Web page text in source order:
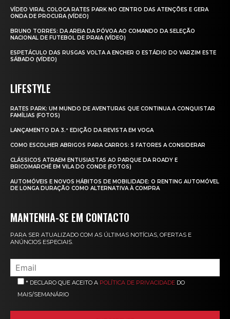
VÍDEO VIRAL COLOCA RATES PARK NO CENTRO DAS ATENÇÕES E GERA
ONDA DE PROCURA (VÍDEO)
BRUNO TORRES: DA AREIA DA PÓVOA AO COMANDO DA SELEÇÃO
NACIONAL DE FUTEBOL DE PRAIA (VÍDEO)
ESPETÁCULO DAS RUSGAS VOLTA A ENCHER O ESTÁDIO DO VARZIM ESTE
SÁBADO (VÍDEO)
LIFESTYLE
RATES PARK: UM MUNDO DE AVENTURAS QUE CONTINUA A CONQUISTAR
FAMÍLIAS (FOTOS)
LANÇAMENTO DA 3.ª EDIÇÃO DA REVISTA EM VOGA
COMO ESCOLHER ABRIGOS PARA CARROS: 5 FATORES A CONSIDERAR
CLÁSSICOS ATRAEM ENTUSIASTAS AO PARQUE DA ROADY E
BRICOMARCHÉ EM VILA DO CONDE (FOTOS)
AUTOMÓVEIS E NOVOS HÁBITOS DE MOBILIDADE: O RENTING AUTOMÓVEL
DE LONGA DURAÇÃO COMO ALTERNATIVA À COMPRA
MANTENHA-SE EM CONTACTO
PARA SER ATUALIZADO COM AS ÚLTIMAS NOTÍCIAS, OFERTAS E
ANÚNCIOS ESPECIAIS.
* DECLARO QUE ACEITO A POLÍTICA DE PRIVACIDADE DO
MAIS/SEMANÁRIO